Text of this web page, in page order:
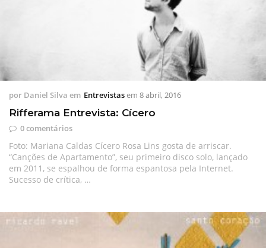
por Daniel Silva em Entrevistasem 8 abril, 2016
Rifferama Entrevista: Cícero
0 comentários
Foto: Mariana Caldas Cícero Rosa Lins gosta de arriscar.
“Canções de Apartamento”, seu primeiro disco solo, lançado
em 2011, se espalhou de forma espantosa pela Internet.
Sucesso de crítica, …